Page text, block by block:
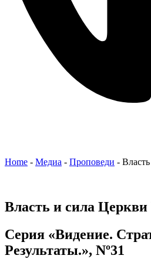
Home - Медиа - Проповеди -
Власть и сила Церкви
Серия «Видение.
Результаты.», Nº31